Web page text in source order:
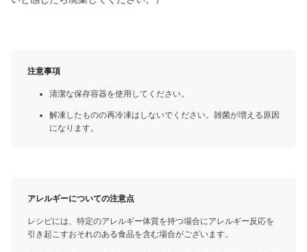
注意事項
清潔な保存容器を使用してください。
解凍したものの再冷凍はしないでください。雑菌が増える原因
になります。
アレルギーについての注意点
レシピには、特定のアレルギー体質を持つ場合にアレルギー反応を
引き起こすおそれのある食品を含む場合がございます。